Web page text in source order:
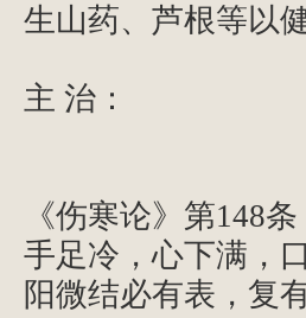
生山药、芦根等以
主 治：
《伤寒论》第148
手足冷，心下满，
阳微结必有表，复